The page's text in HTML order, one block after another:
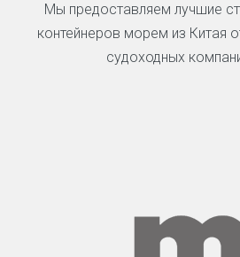
Мы предоставляем лучшие
контейнеров морем из Китая
судоходных